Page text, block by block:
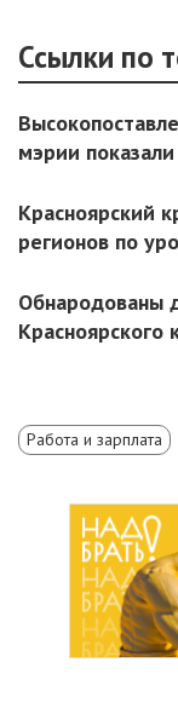
Ссылки по
мэрии
Красноярский
регионов по
Обнародованы
Красноярского
Работа и зарплата